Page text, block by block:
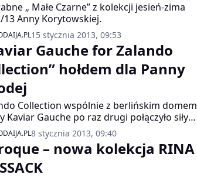
„ Małe Czarne” z kolekcji jesień-zima
13 Anny Korytowskiej.
15 stycznia 2013, 09:53
Gauche for Zalando
hołdem dla Panny
Collection wspólnie z berlińskim domem
Kaviar Gauche po raz drugi połączyło siły
specjalną kolekcję Wiosna/Lato 2013.
przewodnim linii składającej się z 20
w tym dwóch sukniślubnych, jest
ślubna.
8 stycznia 2013, 09:40
– nowa kolekcja RINA